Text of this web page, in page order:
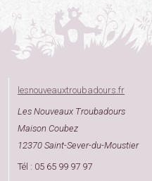
lesnouveauxtroubadours.fr
Les Nouveaux Troubadours
Maison Coubez
12370 Saint-Sever-du-Moustier
Tél : 05 65 99 97 97